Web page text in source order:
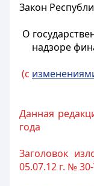
Закон
О
надзоре
(с
Данная
года
Заголовок
05.07.12 г. №